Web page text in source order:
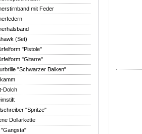
mit Feder
(Set)
"Pistole"
"Gitarre"
"Schwarzer Balken"
Dolch
"Spritze"
Dollarkette
"Gangsta"